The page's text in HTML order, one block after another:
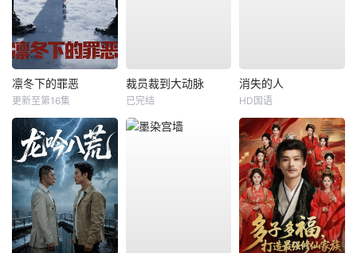
凛冬下的罪恶
更新至第16集
裁员裁到大动脉
已完结
消失的人
HD国语